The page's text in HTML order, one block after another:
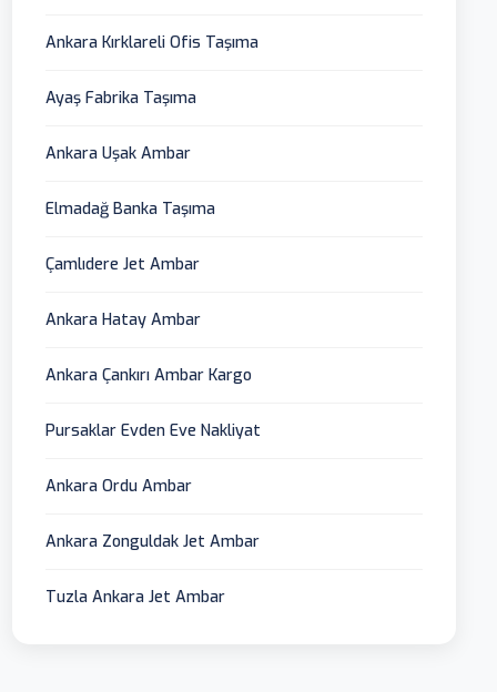
Ankara Kırklareli Ofis Taşıma
Ayaş Fabrika Taşıma
Ankara Uşak Ambar
Elmadağ Banka Taşıma
Çamlıdere Jet Ambar
Ankara Hatay Ambar
Ankara Çankırı Ambar Kargo
Pursaklar Evden Eve Nakliyat
Ankara Ordu Ambar
Ankara Zonguldak Jet Ambar
Tuzla Ankara Jet Ambar